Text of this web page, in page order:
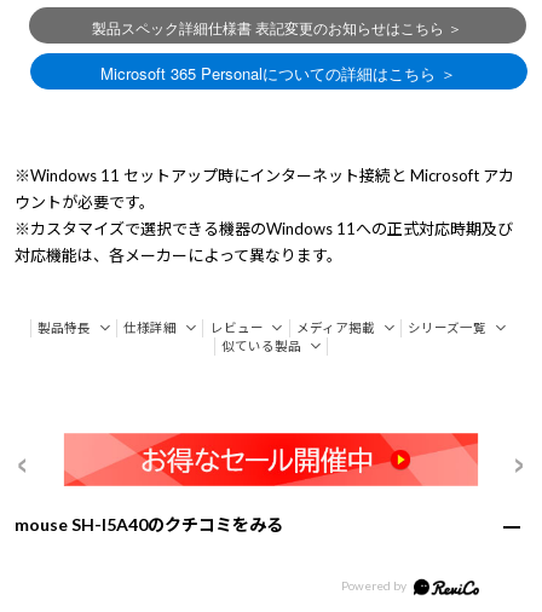
※Windows 11 セットアップ時にインターネット接続と Microsoft アカ
ウントが必要です。
※カスタマイズで選択できる機器のWindows 11への正式対応時期及び
対応機能は、各メーカーによって異なります。
製品特長 仕様詳細 レビュー メディア掲載
シリーズ一覧
似ている製品
mouse SH-I5A40のクチコミをみる